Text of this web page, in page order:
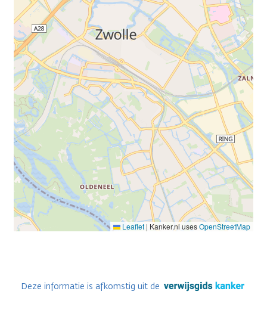
Leaflet | Kanker.nl usesOpenStreetMap
Deze informatie is afkomstig uit de